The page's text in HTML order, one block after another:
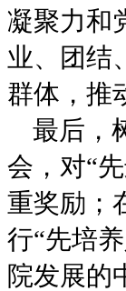
凝聚力和
业、团结
群体，推
最后，
会，对“
重奖励；
行“先培
院发展的